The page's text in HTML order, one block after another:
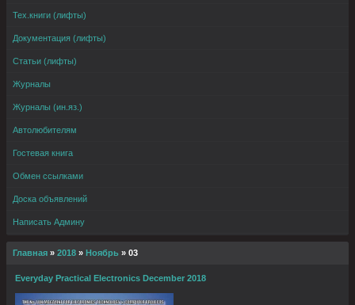
Тех.книги (лифты)
Документация (лифты)
Статьи (лифты)
Журналы
Журналы (ин.яз.)
Автолюбителям
Гостевая книга
Обмен ссылками
Доска объявлений
Написать Админу
Главная » 2018 » Ноябрь » 03
Everyday Practical Electronics December 2018